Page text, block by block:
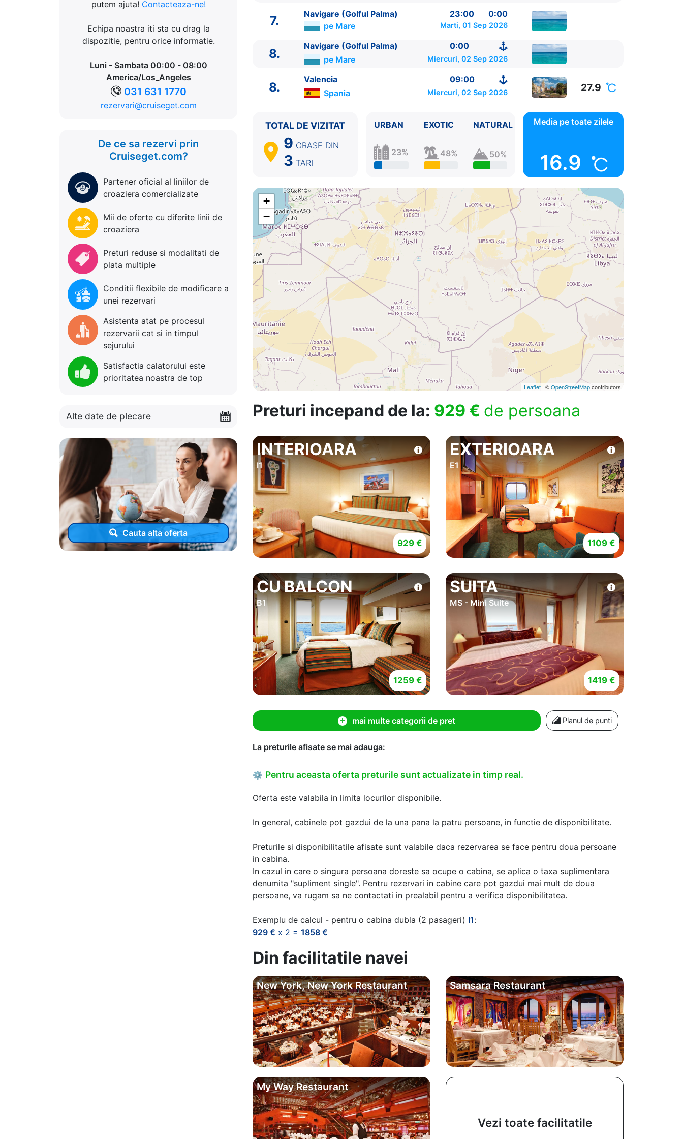
putem ajuta! Contacteaza-ne!
Echipa noastra iti sta cu drag la
dispozitie, pentru orice informatie.
Luni - Sambata 00:00 - 08:00
America/Los_Angeles
031 631 1770
rezervari@cruiseget.com
De ce sa rezervi prin
Cruiseget.com?
Partener oficial al liniilor de
croaziera comercializate
Mii de oferte cu diferite linii de
croaziera
Preturi reduse si modalitati de
plata multiple
Conditii flexibile de modificare a
unei rezervari
Asistenta atat pe procesul
rezervarii cat si in timpul
sejurului
Satisfactia calatorului este
prioritatea noastra de top
Alte date de plecare
Cauta alta oferta
Palma de Mallorca Spania 10:00 - 21:30
Navigare (Golful Palma)
23:00 - 0:00
Navigare (Golful Palma) pe Mare
8. Valencia Spania 09:00 - ⚓
7. Navigare (Golful Palma) 23:00
0:00
pe Mare
Marti, 01 Sep 2026
8.
Navigare (Golful Palma)
0:00
pe Mare
Miercuri, 02 Sep 2026
8.
Valencia
09:00
Spania
Miercuri, 02 Sep 2026 27.9
TOTAL DE VIZITAT
9 ORASE DIN
3 TARI
URBAN
23%
EXOTIC
48%
NATURAL
50%
Media pe toate zilele
16.9
+
−
Leaflet | ©OpenStreetMapcontributors
Preturi incepand de la: 929 € de persoana
INTERIOARA
I1
929 €
EXTERIOARA
E1
1109 €
CU BALCON
B1
1259 €
SUITA
MS - Mini Suite
1419 €
mai multe categorii de pret Planul de punti
La preturile afisate se mai adauga:
⚙ Pentru aceasta oferta preturile sunt actualizate in timp real.
Oferta este valabila in limita locurilor disponibile.
In general, cabinele pot gazdui de la una pana la patru persoane, in functie de disponibilitate.
Preturile si disponibilitatile afisate sunt valabile daca rezervarea se face pentru doua persoane
in cabina.
In cazul in care o singura persoana doreste sa ocupe o cabina, se aplica o taxa suplimentara
denumita "supliment single". Pentru rezervari in cabine care pot gazdui mai mult de doua
persoane, va rugam sa ne contactati in prealabil pentru a verifica disponibilitatea.
Exemplu de calcul - pentru o cabina dubla (2 pasageri) I1:
929 € x 2 = 1858 €
Din facilitatile navei
New York, New York Restaurant Samsara Restaurant
My Way Restaurant
Vezi toate facilitatile